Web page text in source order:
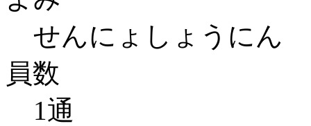
せんにょしょうにん
員数
1通